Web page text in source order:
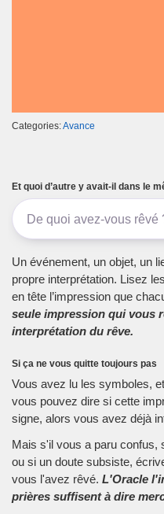
Categories:Avance
Et quoi d’autre y avait-il dans le
Un événement, un objet, un
propre interprétation. Lisez
en tête l’impression que
seule impression qui vous
interprétation du rêve.
Si ça ne vous quitte toujours pas
Vous avez lu les symboles,
vous pouvez dire si cette
signe, alors vous avez déjà
Mais s'il vous a paru confus,
ou si un doute subsiste,
vous l'avez rêvé. L'Oracle
prières suffisent à dire